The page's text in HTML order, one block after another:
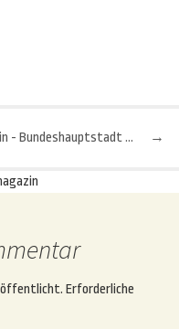
→
Berlin - Bundeshauptstadt und Kulturmetropole
Erforderliche